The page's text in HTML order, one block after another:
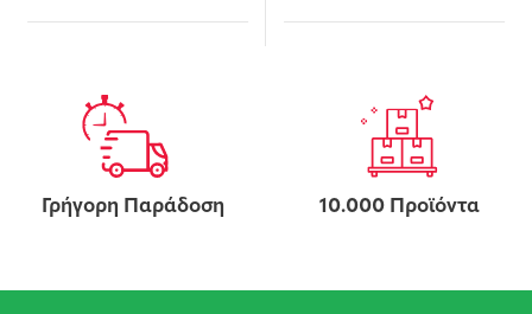
Γρήγορη Παράδοση 10.000 Προϊόντα